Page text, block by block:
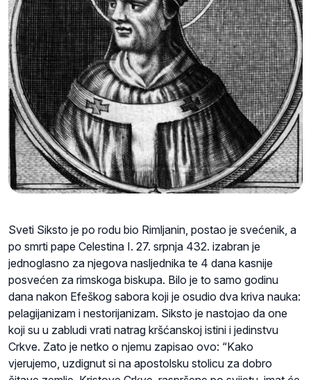
Sveti Siksto je po rodu bio Rimljanin, postao je svećenik, a
po smrti pape Celestina I. 27. srpnja 432. izabran je
jednoglasno za njegova nasljednika te 4 dana kasnije
posvećen za rimskoga biskupa. Bilo je to samo godinu
dana nakon Efeškog sabora koji je osudio dva kriva nauka:
pelagijanizam i nestorijanizam. Siksto je nastojao da one
koji su u zabludi vrati natrag kršćanskoj istini i jedinstvu
Crkve. Zato je netko o njemu zapisao ovo: “Kako
vjerujemo, uzdignut si na apostolsku stolicu za dobro